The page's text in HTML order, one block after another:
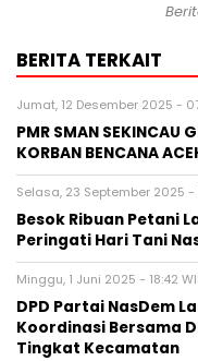
BERITA TERKAIT
Jumat, 12 Desember 2025 -
PMR SMAN SEKINCAU
KORBAN BENCANA
Selasa, 23 September 2025 -
Besok Ribuan Petani
Peringati Hari Tani
Minggu, 1 Juni 2025 - 18:42
DPD Partai NasDem
Koordinasi Bersama
Tingkat Kecamatan